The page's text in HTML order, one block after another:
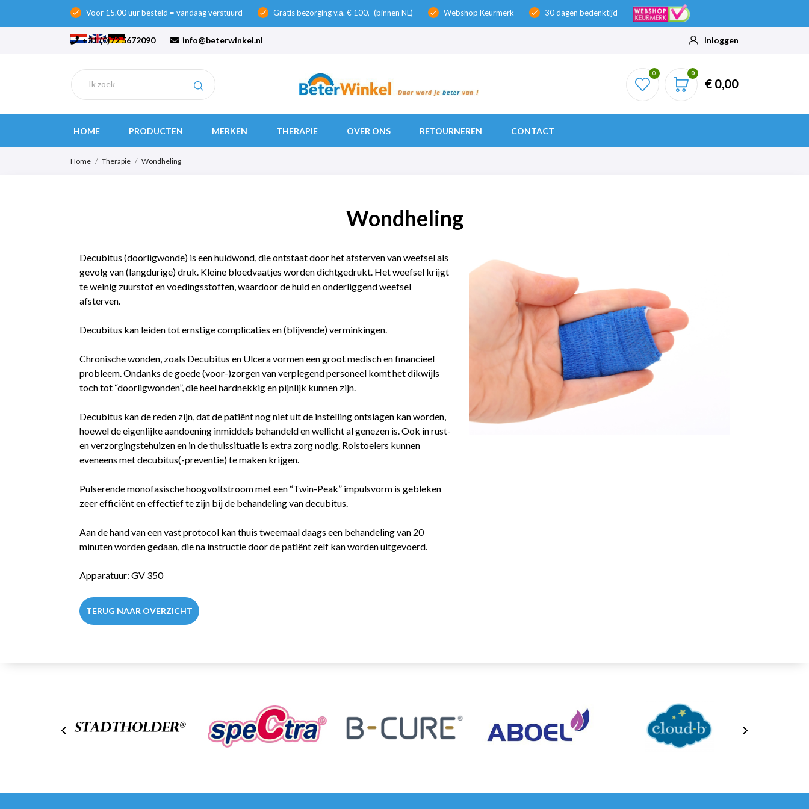
check Voor 15.00 uur besteld = vandaag verstuurd check Gratis bezorging v.a. € 100,- (binnen NL) check Webshop Keurmerk check 30 dagen bedenktijd
+31 (0)72 5672090 info@beterwinkel.nl Inloggen
0 0
€ 0,00
HOME PRODUCTEN MERKEN THERAPIE OVER ONS RETOURNEREN CONTACT
Home Therapie Wondheling
Wondheling
Decubitus (doorligwonde) is een huidwond, die ontstaat door het afsterven van weefsel als
gevolg van (langdurige) druk. Kleine bloedvaatjes worden dichtgedrukt. Het weefsel krijgt
te weinig zuurstof en voedingsstoffen, waardoor de huid en onderliggend weefsel
afsterven.
Decubitus kan leiden tot ernstige complicaties en (blijvende) verminkingen.
Chronische wonden, zoals Decubitus en Ulcera vormen een groot medisch en financieel
probleem. Ondanks de goede (voor-)zorgen van verplegend personeel komt het dikwijls
toch tot “doorligwonden”, die heel hardnekkig en pijnlijk kunnen zijn.
Decubitus kan de reden zijn, dat de patiënt nog niet uit de instelling ontslagen kan worden,
hoewel de eigenlijke aandoening inmiddels behandeld en wellicht al genezen is. Ook in rust-
en verzorgingstehuizen en in de thuissituatie is extra zorg nodig. Rolstoelers kunnen
eveneens met decubitus(-preventie) te maken krijgen.
Pulserende monofasische hoogvoltstroom met een “Twin-Peak” impulsvorm is gebleken
zeer efficiënt en effectief te zijn bij de behandeling van decubitus.
Aan de hand van een vast protocol kan thuis tweemaal daags een behandeling van 20
minuten worden gedaan, die na instructie door de patiënt zelf kan worden uitgevoerd.
Apparatuur: GV 350
TERUG NAAR OVERZICHT